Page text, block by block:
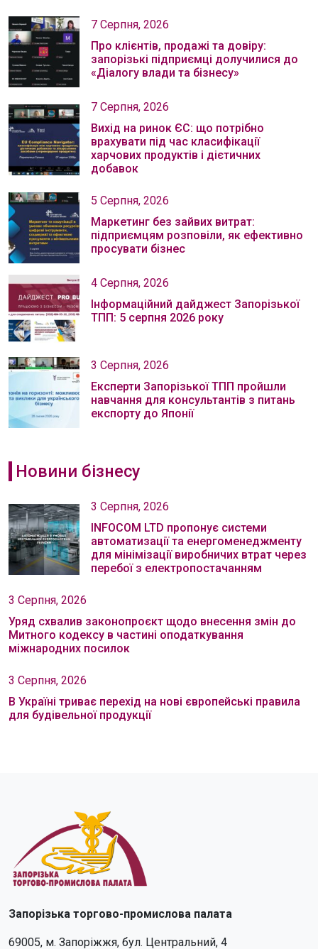
7 Серпня, 2026
Про клієнтів, продажі та довіру:
запорізькі підприємці долучилися до
«Діалогу влади та бізнесу»
7 Серпня, 2026
Вихід на ринок ЄС: що потрібно
врахувати під час класифікації
харчових продуктів і дієтичних
добавок
5 Серпня, 2026
Маркетинг без зайвих витрат:
підприємцям розповіли, як ефективно
просувати бізнес
4 Серпня, 2026
Інформаційний дайджест Запорізької
ТПП: 5 серпня 2026 року
3 Серпня, 2026
Експерти Запорізької ТПП пройшли
навчання для консультантів з питань
експорту до Японії
Новини бізнесу
3 Серпня, 2026
INFOCOM LTD пропонує системи
автоматизації та енергоменеджменту
для мінімізації виробничих втрат через
перебої з електропостачанням
3 Серпня, 2026
Уряд схвалив законопроєкт щодо внесення змін до
Митного кодексу в частині оподаткування
міжнародних посилок
3 Серпня, 2026
В Україні триває перехід на нові європейські правила
для будівельної продукції
Запорізька торгово-промислова палата
69005, м. Запоріжжя, бул. Центральний, 4